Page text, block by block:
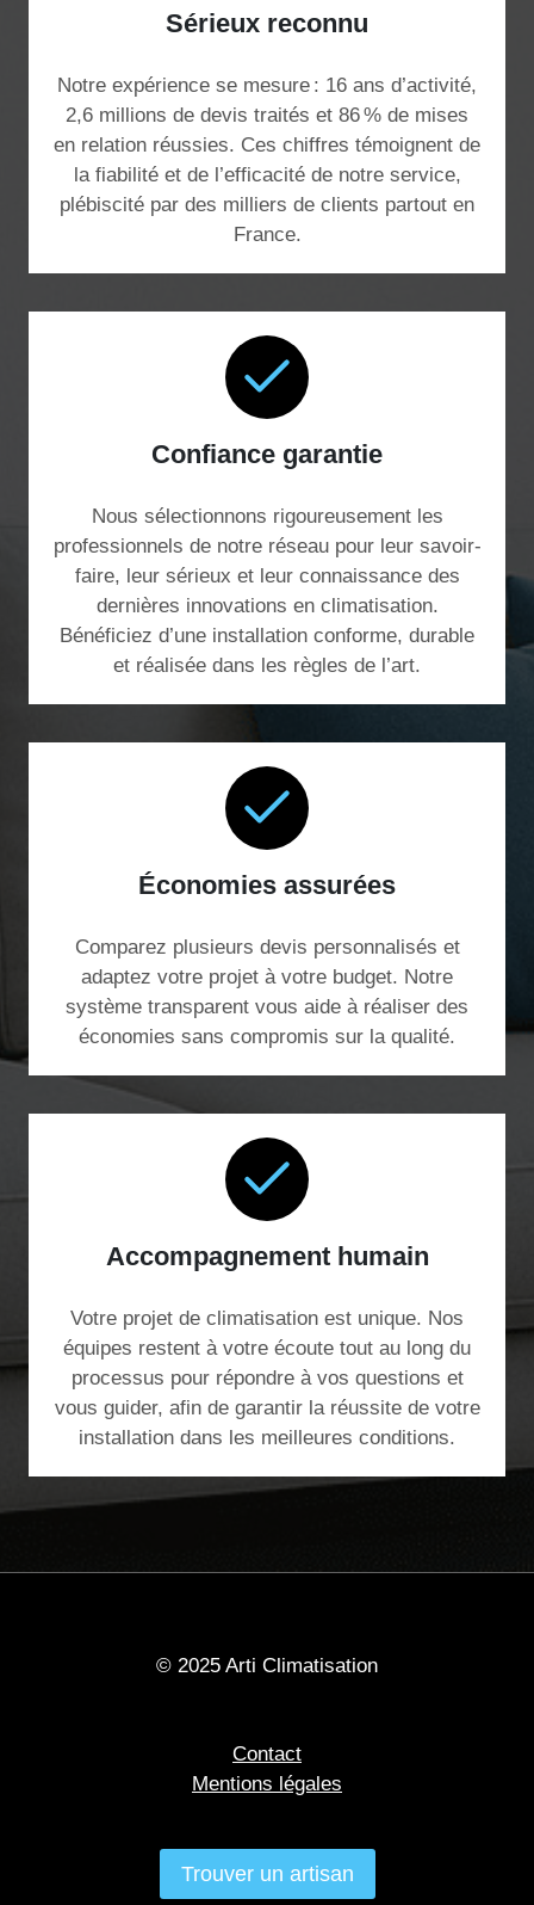
Sérieux reconnu
Notre expérience se mesure : 16 ans d’activité,
2,6 millions de devis traités et 86 % de mises
en relation réussies. Ces chiffres témoignent de
la fiabilité et de l’efficacité de notre service,
plébiscité par des milliers de clients partout en
France.
Confiance garantie
Nous sélectionnons rigoureusement les
professionnels de notre réseau pour leur savoir-
faire, leur sérieux et leur connaissance des
dernières innovations en climatisation.
Bénéficiez d’une installation conforme, durable
et réalisée dans les règles de l’art.
Économies assurées
Comparez plusieurs devis personnalisés et
adaptez votre projet à votre budget. Notre
système transparent vous aide à réaliser des
économies sans compromis sur la qualité.
Accompagnement humain
Votre projet de climatisation est unique. Nos
équipes restent à votre écoute tout au long du
processus pour répondre à vos questions et
vous guider, afin de garantir la réussite de votre
installation dans les meilleures conditions.
© 2025 Arti Climatisation
Contact
Mentions légales
Trouver un artisan